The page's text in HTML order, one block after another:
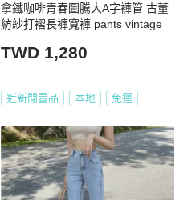
拿鐵咖啡青春圖騰大A字褲管 古董
紡紗打褶長褲寬褲 pants vintage
TWD 1,280
近新閒置品 本地 免運